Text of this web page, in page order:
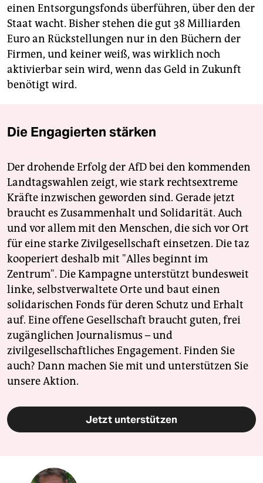
einen Entsorgungsfonds überführen, über den der
Staat wacht. Bisher stehen die gut 38 Milliarden
Euro an Rückstellungen nur in den Büchern der
Firmen, und keiner weiß, was wirklich noch
aktivierbar sein wird, wenn das Geld in Zukunft
benötigt wird.
Die Engagierten stärken
Der drohende Erfolg der AfD bei den kommenden
Landtagswahlen zeigt, wie stark rechtsextreme
Kräfte inzwischen geworden sind. Gerade jetzt
braucht es Zusammenhalt und Solidarität. Auch
und vor allem mit den Menschen, die sich vor Ort
für eine starke Zivilgesellschaft einsetzen. Die taz
kooperiert deshalb mit "Alles beginnt im
Zentrum". Die Kampagne unterstützt bundesweit
linke, selbstverwaltete Orte und baut einen
solidarischen Fonds für deren Schutz und Erhalt
auf. Eine offene Gesellschaft braucht guten, frei
zugänglichen Journalismus – und
zivilgesellschaftliches Engagement. Finden Sie
auch? Dann machen Sie mit und unterstützen Sie
unsere Aktion.
Jetzt unterstützen